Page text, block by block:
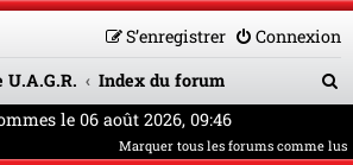
Connexion
S’enregistrer
Index du forum
c
le 06 août 2026, 09:46
Marquer tous les forums comme lus